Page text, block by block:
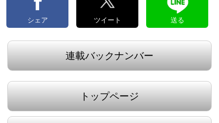
シェア ツイート 送る
連載バックナンバー
トップページ